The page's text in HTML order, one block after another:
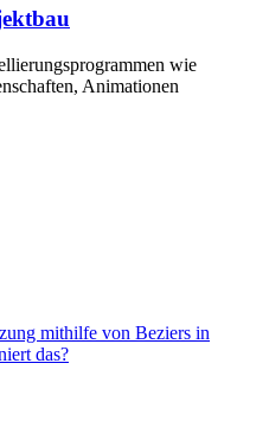
wie
Animationen
mithilfe von Beziers in
das?